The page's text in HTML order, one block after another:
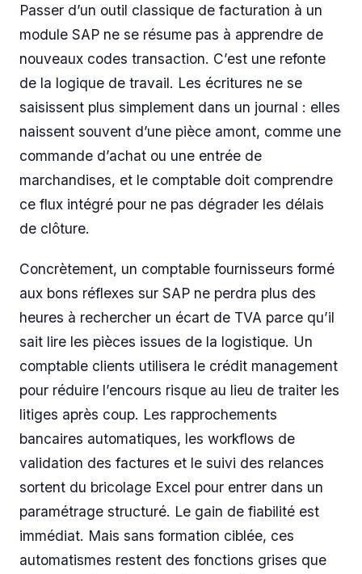
Passer d’un outil classique de facturation à un
module SAP ne se résume pas à apprendre de
nouveaux codes transaction. C’est une refonte
de la logique de travail. Les écritures ne se
saisissent plus simplement dans un journal : elles
naissent souvent d’une pièce amont, comme une
commande d’achat ou une entrée de
marchandises, et le comptable doit comprendre
ce flux intégré pour ne pas dégrader les délais
de clôture.
Concrètement, un comptable fournisseurs formé
aux bons réflexes sur SAP ne perdra plus des
heures à rechercher un écart de TVA parce qu’il
sait lire les pièces issues de la logistique. Un
comptable clients utilisera le crédit management
pour réduire l’encours risque au lieu de traiter les
litiges après coup. Les rapprochements
bancaires automatiques, les workflows de
validation des factures et le suivi des relances
sortent du bricolage Excel pour entrer dans un
paramétrage structuré. Le gain de fiabilité est
immédiat. Mais sans formation ciblée, ces
automatismes restent des fonctions grises que